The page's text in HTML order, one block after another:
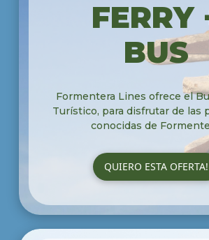
FERRY
BUS
Formentera Lines ofrece el
Turístico, para disfrutar de las
conocidas de
QUIERO ESTA OFERTA!